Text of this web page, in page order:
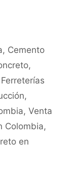
, Cemento
,
Ferreterías
,
, Venta
Colombia,
en